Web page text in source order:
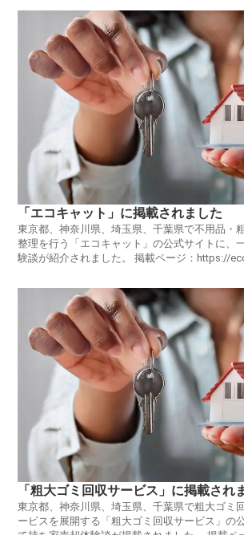
「エコキャット」に掲載されました
東京都、神奈川県、埼玉県、千葉県で不用品・
整理を行う「エコキャット」の公式サイトに、
験談が紹介されました。 掲載ページ：https://
「粗大ゴミ回収サービス」に掲載され
東京都、神奈川県、埼玉県、千葉県で粗大ゴミ
ービスを展開する「粗大ゴミ回収サービス」の